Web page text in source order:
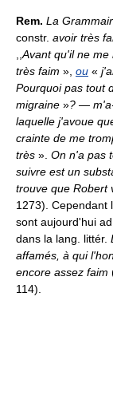
Rem. La
constr. avoir très
,,Avant qu'il ne
très faim », ou «
Pourquoi pas tout
migraine »? —
laquelle j'avoue
crainte de me
très ». On n'a pas
suivre est un
trouve que Robert
1273). Cependant
sont aujourd'hui
dans la lang. littér.
affamés, à qui
encore assez faim
114).